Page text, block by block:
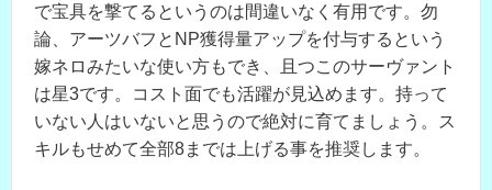
で宝具を撃てるというのは間違いなく有用です。勿
論、アーツバフとNP獲得量アップを付与するという
嫁ネロみたいな使い方もでき、且つこのサーヴァント
は星3です。コスト面でも活躍が見込めます。持って
いない人はいないと思うので絶対に育てましょう。ス
キルもせめて全部8までは上げる事を推奨します。